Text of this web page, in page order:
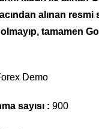
alınan resmi
tamamen
Demo
sayısı : 900